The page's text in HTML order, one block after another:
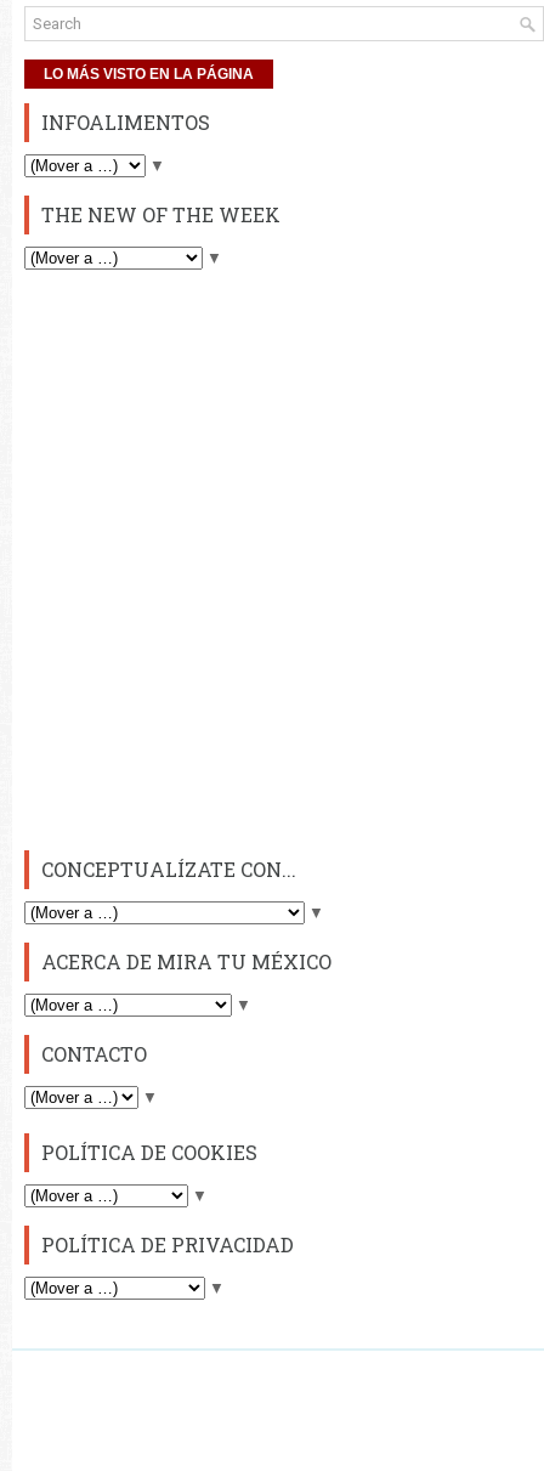
LO MÁS VISTO EN LA PÁGINA
INFOALIMENTOS
▼
THE NEW OF THE WEEK
▼
CONCEPTUALÍZATE CON...
▼
ACERCA DE MIRA TU MÉXICO
▼
CONTACTO
▼
POLÍTICA DE COOKIES
▼
POLÍTICA DE PRIVACIDAD
▼